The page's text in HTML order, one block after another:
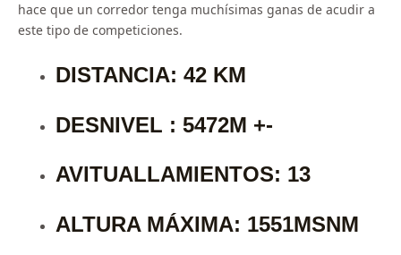
hace que un corredor tenga muchísimas ganas de acudir a
este tipo de competiciones.
DISTANCIA: 42 KM
DESNIVEL : 5472M +-
AVITUALLAMIENTOS: 13
ALTURA MÁXIMA: 1551MSNM